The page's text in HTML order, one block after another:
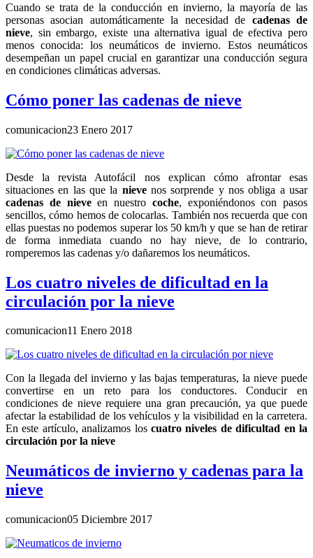
Cuando se trata de la conducción en invierno, la mayoría de las
personas asocian automáticamente la necesidad de cadenas de
nieve, sin embargo, existe una alternativa igual de efectiva pero
menos conocida: los neumáticos de invierno. Estos neumáticos
desempeñan un papel crucial en garantizar una conducción segura
en condiciones climáticas adversas.
Cómo poner las cadenas de nieve
comunicacion23 Enero 2017
Desde la revista Autofácil nos explican cómo afrontar esas
situaciones en las que la nievenos sorprende y nos obliga a usar
cadenas de nieveen nuestro coche, exponiéndonos con pasos
sencillos, cómo hemos de colocarlas. También nos recuerda que con
ellas puestas no podemos superar los 50 km/h y que se han de retirar
de forma inmediata cuando no hay nieve, de lo contrario,
romperemos las cadenas y/o dañaremos los neumáticos.
Los cuatro niveles de dificultad en la
circulación por la nieve
comunicacion11 Enero 2018
Con la llegada del invierno y las bajas temperaturas, la nieve puede
convertirse en un reto para los conductores. Conducir en
condiciones de nieve requiere una gran precaución, ya que puede
afectar la estabilidad de los vehículos y la visibilidad en la carretera.
En este artículo, analizamos los cuatro niveles de dificultad en la
circulación por la nieve
Neumáticos de invierno y cadenas para la
nieve
comunicacion05 Diciembre 2017